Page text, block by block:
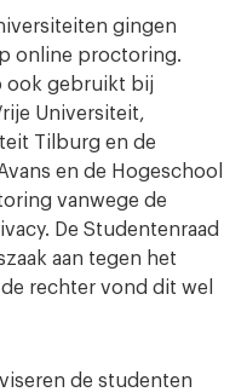
gingen
online proctoring.
ook gebruikt bij
Universiteit,
Tilburg en de
en de Hogeschool
vanwege de
De Studentenraad
aan tegen het
rechter vond dit wel
de studenten